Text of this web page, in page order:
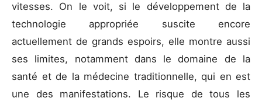
vitesses. On le voit, si le développement de la
technologie appropriée suscite encore
actuellement de grands espoirs, elle montre aussi
ses limites, notamment dans le domaine de la
santé et de la médecine traditionnelle, qui en est
une des manifestations. Le risque de tous les